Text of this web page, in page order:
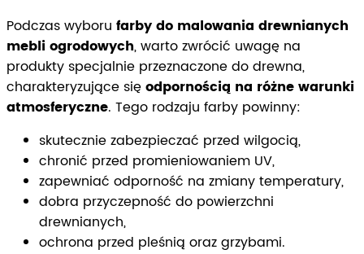
Podczas wyboru farby do malowania drewnianych
mebli ogrodowych, warto zwrócić uwagę na
produkty specjalnie przeznaczone do drewna,
charakteryzujące sięodpornością na różne warunki
atmosferyczne. Tego rodzaju farby powinny:
skutecznie zabezpieczać przed wilgocią,
chronić przed promieniowaniem UV,
zapewniać odporność na zmiany temperatury,
dobra przyczepność do powierzchni
drewnianych,
ochrona przed pleśnią oraz grzybami.